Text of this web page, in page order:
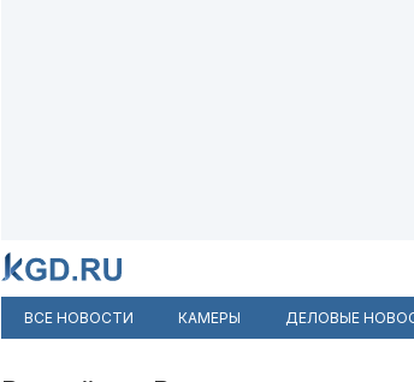
ВСЕ НОВОСТИ КАМЕРЫ ДЕЛОВЫЕ